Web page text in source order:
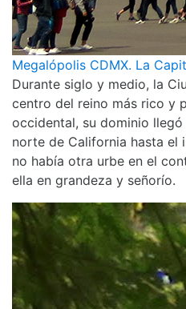
Megalópolis CDMX. La
Durante siglo y medio, la
centro del reino más rico y
occidental, su dominio
norte de California hasta el
no había otra urbe en el
ella en grandeza y señorío.